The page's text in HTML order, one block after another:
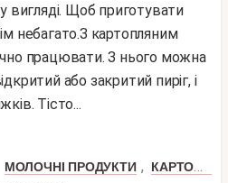
вигляді. Щоб приготувати
небагато.З картопляним
працювати. З нього можна
або закритий пиріг, і
Тісто...
МОЛОЧНІ ПРОДУКТИ , КАРТОПЛЯ